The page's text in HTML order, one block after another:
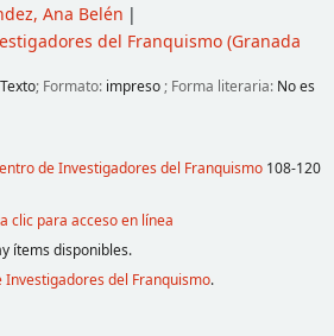
Ana Belén
del Franquismo(Granada
Texto; Formato: impreso ; Forma literaria: No es
de Investigadores del Franquismo108-120
clic para acceso en línea
ítems disponibles.
Investigadores del Franquismo.